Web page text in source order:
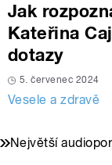
Jak
Kateřina
dotazy
5. červenec 2024
Vesele a zdravě
Největší